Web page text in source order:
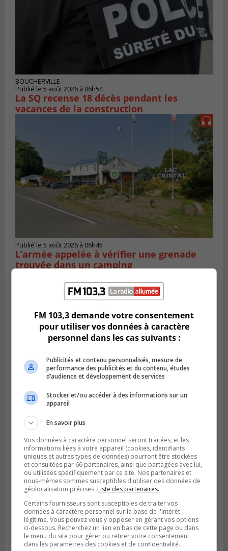
BOUCHERVILLE
Publié le 5 août 2026 à 06h54
La SQ recense 18 décès pendant les
vacances de la construction
Publié le 5 août 2026 à 06h45
L’armée appelée à vérifier une grenade
trouvée dans un camping
LONGUEUIL
Publié le 4 août 2026 à 06h01
La police veut trouver des victimes de vols
de bijoux à Longueuil
FM 103,3 demande votre consentement
pour utiliser vos données à caractère
personnel dans les cas suivants :
Publicités et contenu personnalisés, mesure de
performance des publicités et du contenu, études
d’audience et développement de services
Stocker et/ou accéder à des informations sur un
appareil
En savoir plus
Vos données à caractère personnel seront traitées, et les
informations liées à votre appareil (cookies, identifiants
uniques et autres types de données) pourront être stockées
et consultées par 66 partenaires, ainsi que partagées avec lui,
ou utilisées spécifiquement par ce site. Nos partenaires et
nous-mêmes sommes susceptibles d'utiliser des données de
géolocalisation précises. Liste des partenaires.
Certains fournisseurs sont susceptibles de traiter vos
données à caractère personnel sur la base de l'intérêt
légitime. Vous pouvez vous y opposer en gérant vos options
ci-dessous. Recherchez un lien en bas de cette page ou dans
le menu du site pour gérer ou retirer votre consentement
dans les paramètres des cookies et de confidentialité.